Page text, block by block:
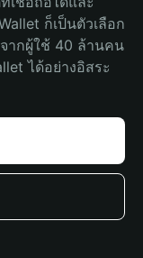
ก็เป็นตัวเลือก
ากผู้ใช้ 40 ล้านคน
ได้อย่างอิสระ